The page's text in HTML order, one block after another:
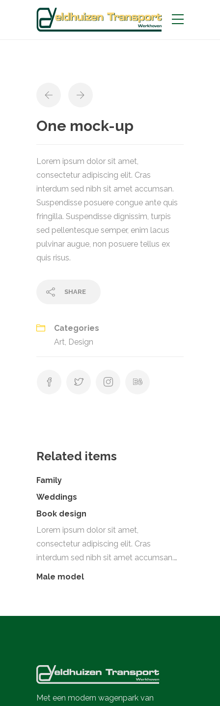
One mock-up
Lorem ipsum dolor sit amet,
consectetur adipiscing elit. Cras
interdum sed nibh sit amet accumsan.
Suspendisse posuere congue ante quis
fringilla. Suspendisse dignissim, turpis
sed pellentesque semper, enim lacus
pulvinar augue, non posuere tellus ex
quis risus.
SHARE
Categories
Art, Design
Related items
Family
Weddings
Book design
Lorem ipsum dolor sit amet,
consectetur adipiscing elit. Cras
interdum sed nibh sit amet accumsan.…
Male model
Met een modern wagenpark van